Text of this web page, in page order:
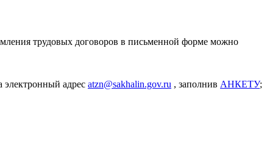
трудовых договоров в письменной форме можно
электронный адрес atzn@sakhalin.gov.ru , заполнив АНКЕТУ;